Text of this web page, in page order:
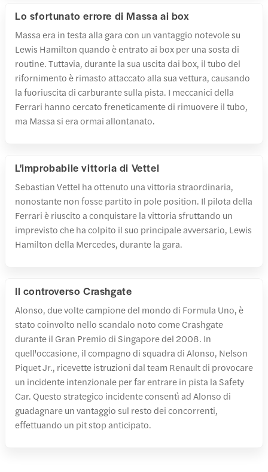
Lo sfortunato errore di Massa ai box
Massa era in testa alla gara con un vantaggio notevole su
Lewis Hamilton quando è entrato ai box per una sosta di
routine. Tuttavia, durante la sua uscita dai box, il tubo del
rifornimento è rimasto attaccato alla sua vettura, causando
la fuoriuscita di carburante sulla pista. I meccanici della
Ferrari hanno cercato freneticamente di rimuovere il tubo,
ma Massa si era ormai allontanato.
L'improbabile vittoria di Vettel
Sebastian Vettel ha ottenuto una vittoria straordinaria,
nonostante non fosse partito in pole position. Il pilota della
Ferrari è riuscito a conquistare la vittoria sfruttando un
imprevisto che ha colpito il suo principale avversario, Lewis
Hamilton della Mercedes, durante la gara.
Il controverso Crashgate
Alonso, due volte campione del mondo di Formula Uno, è
stato coinvolto nello scandalo noto come Crashgate
durante il Gran Premio di Singapore del 2008. In
quell'occasione, il compagno di squadra di Alonso, Nelson
Piquet Jr., ricevette istruzioni dal team Renault di provocare
un incidente intenzionale per far entrare in pista la Safety
Car. Questo strategico incidente consentì ad Alonso di
guadagnare un vantaggio sul resto dei concorrenti,
effettuando un pit stop anticipato.